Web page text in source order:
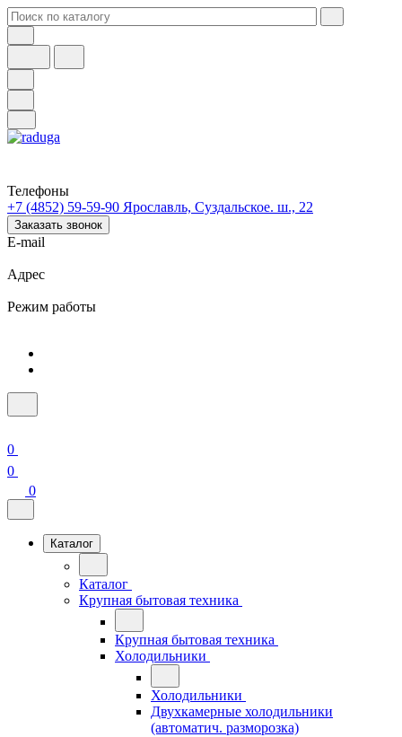
Телефоны
+7 (4852) 59-59-90 Ярославль, Суздальское. ш., 22
Заказать звонок
E-mail
Адрес
Режим работы
0
0
0
Каталог
Каталог
Крупная бытовая техника
Крупная бытовая техника
Холодильники
Холодильники
Двухкамерные холодильники
(автоматич. разморозка)